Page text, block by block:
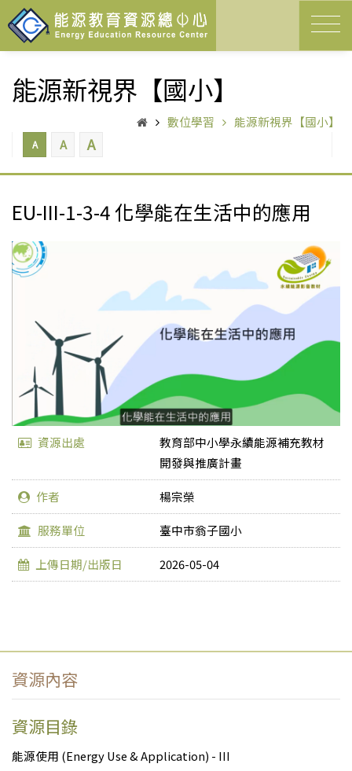
能源新視界【國小】
數位學習 能源新視界【國小】
A A A
EU-III-1-3-4 化學能在生活中的應用
資源出處
教育部中小學永續能源補充教材
開發與推廣計畫
作者 楊宗榮
服務單位 臺中市翁子國小
上傳日期/出版日 2026-05-04
資源內容
資源目錄
能源使用 (Energy Use & Application) - III